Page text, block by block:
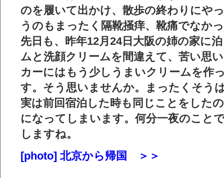
のを履いて出かけ、散歩の終わりにや
うのもまったく隔靴掻痒、 靴痛でなか
先日も、昨年12月24日大阪の姉の家に
ムと洗顔クリームを間違えて、苦い思
カーにはもう少しうまいクリームを作
す。そう思いませんか。まったくそう
実は前回宿泊した時も同じことをした
になってしまいます。何分一夜のこと
しますね。
[photo] 北京から帰国 ＞＞